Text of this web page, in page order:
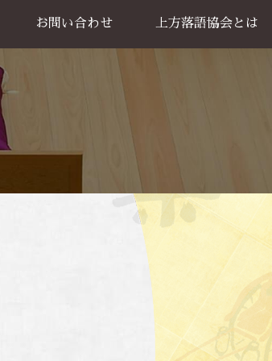
お問い合わせ 上方落語協会とは